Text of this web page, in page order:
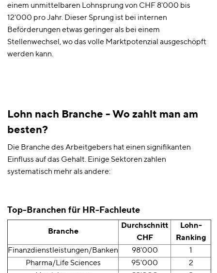
einem unmittelbaren Lohnsprung von CHF 8'000 bis
12'000 pro Jahr. Dieser Sprung ist bei internen
Beförderungen etwas geringer als bei einem
Stellenwechsel, wo das volle Marktpotenzial ausgeschöpft
werden kann.
Lohn nach Branche - Wo zahlt man am
besten?
Die Branche des Arbeitgebers hat einen signifikanten
Einfluss auf das Gehalt. Einige Sektoren zahlen
systematisch mehr als andere:
Top-Branchen für HR-Fachleute
Branche
Durchschnitt
CHF
Lohn-
Ranking
Finanzdienstleistungen/Banken
98'000
1
Pharma/Life Sciences
95'000
2